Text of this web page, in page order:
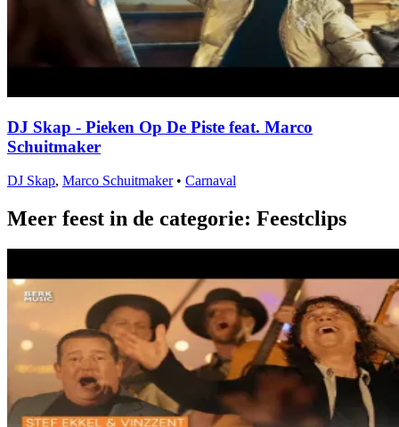
DJ Skap - Pieken Op De Piste feat. Marco
Schuitmaker
DJ Skap, Marco Schuitmaker • Carnaval
Meer feest in de categorie: Feestclips